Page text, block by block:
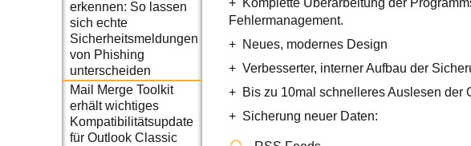
erkennen: So lassen
sich echte
Sicherheitsmeldungen
von Phishing
unterscheiden
Mail Merge Toolkit
erhält wichtiges
Kompatibilitätsupdate
für Outlook Classic
+ Komplette Überarbeitung der
Fehlermanagement.
+ Neues, modernes Design
+ Verbesserter, interner Aufbau der
+ Bis zu 10mal schnelleres Auslesen der
+ Sicherung neuer Daten: